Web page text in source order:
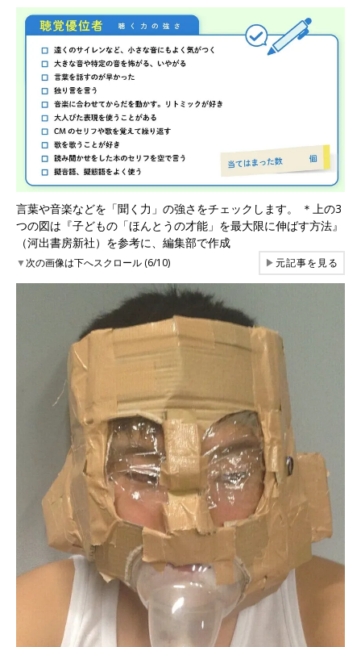
言葉や音楽などを「聞く力」の強さをチェックします。 ＊上の3
つの図は『子どもの「ほんとうの才能」を最大限に伸ばす方法』
（河出書房新社）を参考に、編集部で作成
▼次の画像は下へスクロール (6/10) ▶元記事を見る